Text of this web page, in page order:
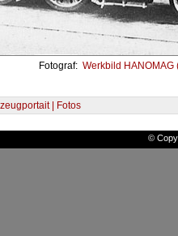
Fotograf: Werkbild HANOMAG
| Fotos
©